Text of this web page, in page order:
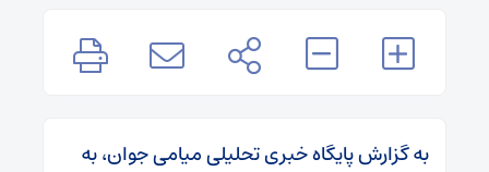
به گزارش پایگاه خبری تحلیلی میامی جوان، به